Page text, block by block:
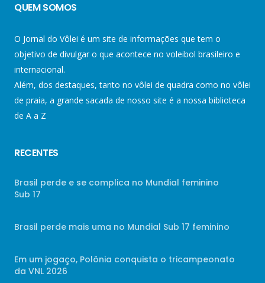
QUEM SOMOS
O Jornal do Vôlei é um site de informações que tem o
objetivo de divulgar o que acontece no voleibol brasileiro e
internacional.
Além, dos destaques, tanto no vôlei de quadra como no vôlei
de praia, a grande sacada de nosso site é a nossa biblioteca
de A a Z
RECENTES
Brasil perde e se complica no Mundial feminino
Sub 17
Brasil perde mais uma no Mundial Sub 17 feminino
Em um jogaço, Polônia conquista o tricampeonato
da VNL 2026